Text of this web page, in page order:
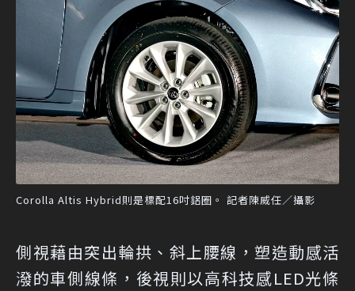
Corolla Altis Hybrid則是標配16吋鋁圈。 記者陳威任／攝影
側視藉由突出輪拱、斜上腰線，塑造動感活
潑的車側線條，後視則以高科技感LED光條